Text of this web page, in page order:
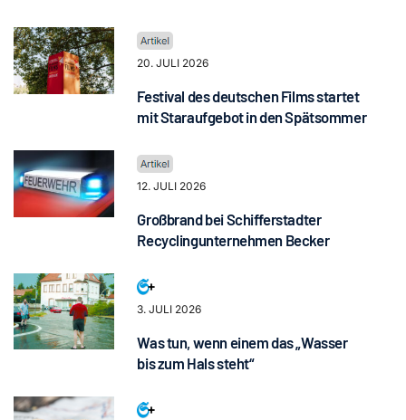
20. JULI 2026
Festival des deutschen Films startet
mit Staraufgebot in den Spätsommer
12. JULI 2026
Großbrand bei Schifferstadter
Recyclingunternehmen Becker
3. JULI 2026
Was tun, wenn einem das „Wasser
bis zum Hals steht“